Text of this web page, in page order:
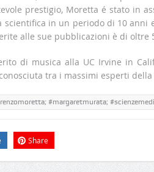
prestigio, Moretta é stato in
in un periodo di 10 anni
alle sue pubblicazioni è di oltre
di musica alla UC Irvine in
tra i massimi esperti
#margaretmurata;
Share